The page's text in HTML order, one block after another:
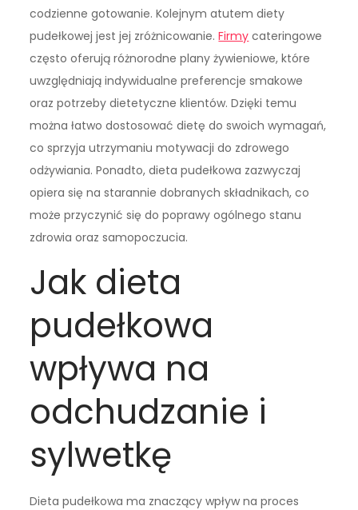
codzienne gotowanie. Kolejnym atutem diety
pudełkowej jest jej zróżnicowanie.Firmy cateringowe
często oferują różnorodne plany żywieniowe, które
uwzględniają indywidualne preferencje smakowe
oraz potrzeby dietetyczne klientów. Dzięki temu
można łatwo dostosować dietę do swoich wymagań,
co sprzyja utrzymaniu motywacji do zdrowego
odżywiania. Ponadto, dieta pudełkowa zazwyczaj
opiera się na starannie dobranych składnikach, co
może przyczynić się do poprawy ogólnego stanu
zdrowia oraz samopoczucia.
Jak dieta
pudełkowa
wpływa na
odchudzanie i
sylwetkę
Dieta pudełkowa ma znaczący wpływ na proces